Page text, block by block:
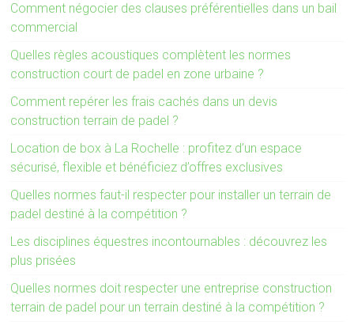
Comment négocier des clauses préférentielles dans un bail
commercial
Quelles règles acoustiques complètent les normes
construction court de padel en zone urbaine ?
Comment repérer les frais cachés dans un devis
construction terrain de padel ?
Location de box à La Rochelle : profitez d’un espace
sécurisé, flexible et bénéficiez d’offres exclusives
Quelles normes faut-il respecter pour installer un terrain de
padel destiné à la compétition ?
Les disciplines équestres incontournables : découvrez les
plus prisées
Quelles normes doit respecter une entreprise construction
terrain de padel pour un terrain destiné à la compétition ?